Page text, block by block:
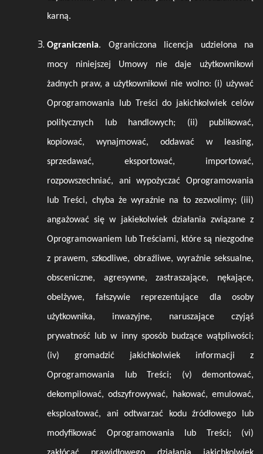
karną.
Ograniczenia. Ograniczona licencja udzielona na
mocy niniejszej Umowy nie daje użytkownikowi
żadnych praw, a użytkownikowi nie wolno: (i) używać
Oprogramowania lub Treści do jakichkolwiek celów
politycznych lub handlowych; (ii) publikować,
kopiować, wynajmować, oddawać w leasing,
sprzedawać, eksportować, importować,
rozpowszechniać, ani wypożyczać Oprogramowania
lub Treści, chyba że wyraźnie na to zezwolimy; (iii)
angażować się w jakiekolwiek działania związane z
Oprogramowaniem lub Treściami, które są niezgodne
z prawem, szkodliwe, obraźliwe, wyraźnie seksualne,
obsceniczne, agresywne, zastraszające, nękające,
obelżywe, fałszywie reprezentujące dla osoby
użytkownika, inwazyjne, naruszające czyjąś
prywatność lub w inny sposób budzące wątpliwości;
(iv) gromadzić jakichkolwiek informacji z
Oprogramowania lub Treści; (v) demontować,
dekompilować, odszyfrowywać, hakować, emulować,
eksploatować, ani odtwarzać kodu źródłowego lub
modyfikować Oprogramowania lub Treści; (vi)